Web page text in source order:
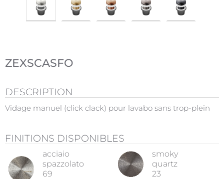
ZEXSCASFO
DESCRIPTION
Vidage manuel (click clack) pour lavabo sans trop-plein
FINITIONS DISPONIBLES
acciaio
spazzolato
69
smoky
quartz
23